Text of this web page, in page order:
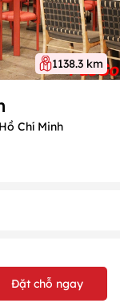
1138.3 km
Chí Minh
Đặt chỗ ngay